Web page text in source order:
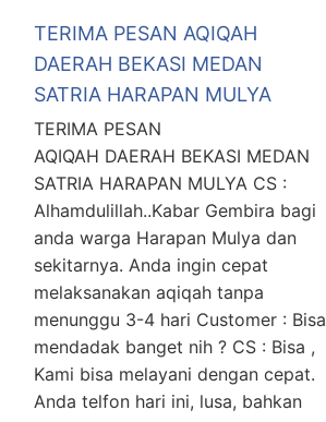
TERIMA PESAN AQIQAH
DAERAH BEKASI MEDAN
SATRIA HARAPAN MULYA
TERIMA PESAN
AQIQAH DAERAH BEKASI MEDAN
SATRIA HARAPAN MULYA CS :
Alhamdulillah..Kabar Gembira bagi
anda warga Harapan Mulya dan
sekitarnya. Anda ingin cepat
melaksanakan aqiqah tanpa
menunggu 3-4 hari Customer : Bisa
mendadak banget nih ? CS : Bisa ,
Kami bisa melayani dengan cepat.
Anda telfon hari ini, lusa, bahkan